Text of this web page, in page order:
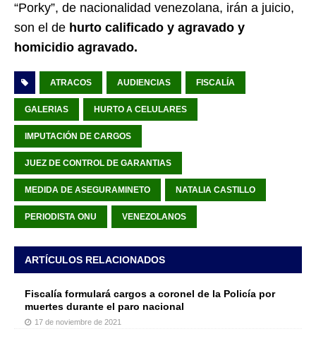
“Porky”, de nacionalidad venezolana, irán a juicio,
son el de hurto calificado y agravado y
homicidio agravado.
ATRACOS AUDIENCIAS FISCALÍA
GALERIAS HURTO A CELULARES
IMPUTACIÓN DE CARGOS
JUEZ DE CONTROL DE GARANTIAS
MEDIDA DE ASEGURAMINETO NATALIA CASTILLO
PERIODISTA ONU VENEZOLANOS
ARTÍCULOS RELACIONADOS
Fiscalía formulará cargos a coronel de la Policía por
muertes durante el paro nacional
17 de noviembre de 2021